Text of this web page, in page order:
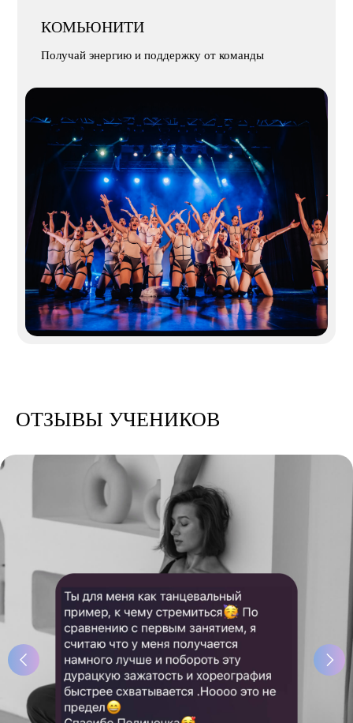
КОМЬЮНИТИ
Получай энергию и поддержку от команды
ОТЗЫВЫ УЧЕНИКОВ